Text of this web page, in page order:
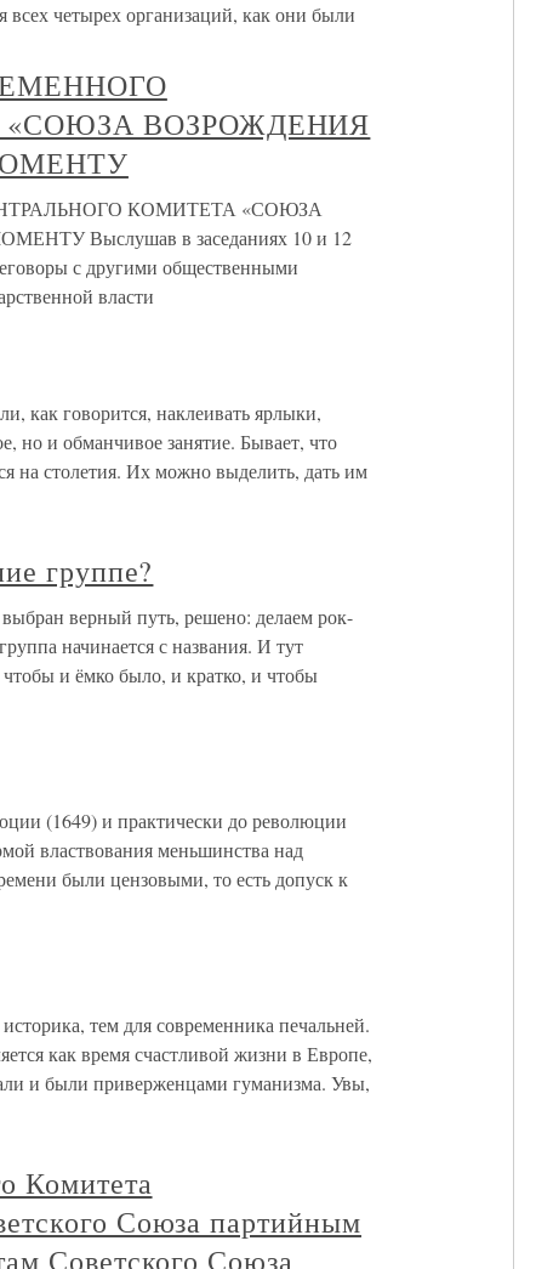
всех четырех организаций, как они были
ВОЗРОЖДЕНИЯ
КОМИТЕТА «СОЮЗА
Выслушав в заседаниях 10 и 12
с другими общественными
власти
как говорится, наклеивать ярлыки,
но и обманчивое занятие. Бывает, что
на столетия. Их можно выделить, дать им
группе?
верный путь, решено: делаем рок-
начинается с названия. И тут
чтобы и ёмко было, и кратко, и чтобы
(1649) и практически до революции
властвования меньшинства над
были цензовыми, то есть допуск к
тем для современника печальней.
как время счастливой жизни в Европе,
и были приверженцами гуманизма. Увы,
Комитета
Союза партийным
Советского Союза